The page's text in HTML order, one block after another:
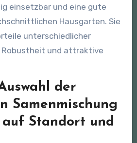
einsetzbar und eine gute
Hausgarten. Sie
unterschiedlicher
Robustheit und attraktive
der
Samenmischung
auf Standort und